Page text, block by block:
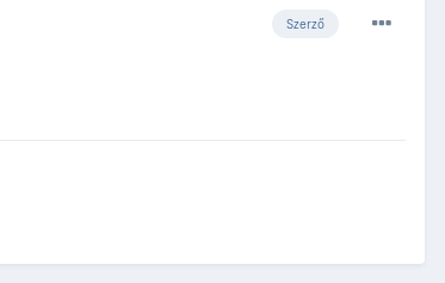
Szerző